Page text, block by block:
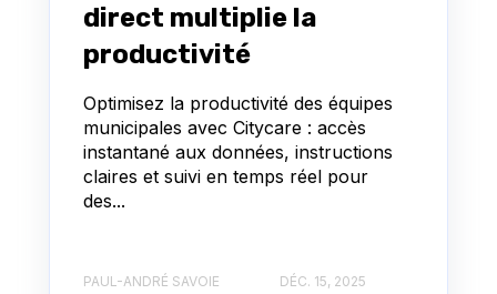
direct multiplie la
productivité
Optimisez la productivité des équipes
municipales avec Citycare : accès
instantané aux données, instructions
claires et suivi en temps réel pour
des...
PAUL-ANDRÉ SAVOIE DÉC. 15, 2025